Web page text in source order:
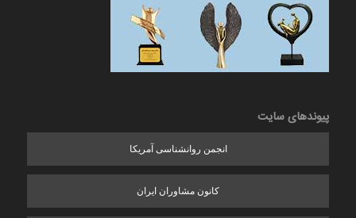
پیوندهای سایت
انجمن روانشناسی آمریکا
کانون مشاوران ایران